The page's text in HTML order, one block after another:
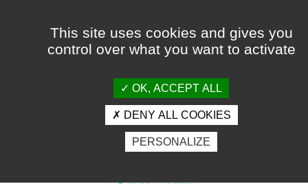
Crédits et mentions légales
Espace presse
Photothèque
This site uses cookies and gives you
control over what you want to activate
OK, ACCEPT ALL
DENY ALL COOKIES
PERSONALIZE